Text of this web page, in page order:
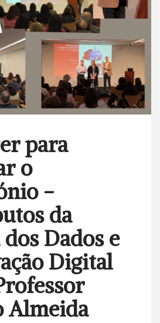
para
o
-
da
Dados e
Digital
Almeida